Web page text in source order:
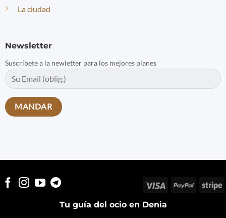
La ciudad
Newsletter
Suscríbete a la newletter para los mejores planes
Tu guía del ocio en Denia
Visa PayPal